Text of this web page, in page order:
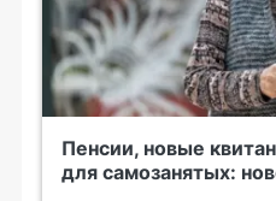
Пенсии, новые
для самозанятых: